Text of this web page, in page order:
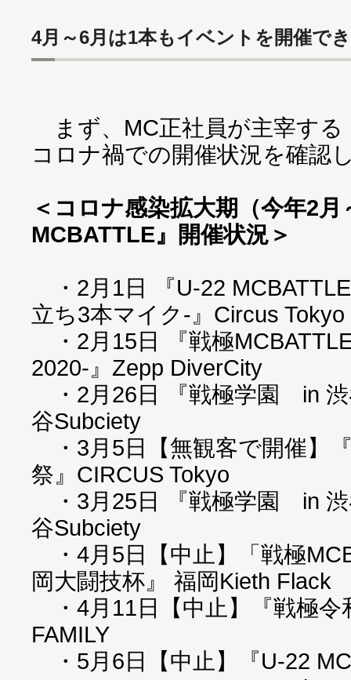
4月～6月は1本もイベントを開催で
まず、MC正社員が主宰する
コロナ禍での開催状況を確認
＜コロナ感染拡大期（今年2月
MCBATTLE』開催状況＞
・2月1日 『U-22
立ち3本マイク-』Circus Tokyo
・2月15日 『戦極
2020-』Zepp DiverCity
・2月26日 『戦極学園 in 渋
谷Subciety
・3月5日【無観客で開催】
祭』CIRCUS Tokyo
・3月25日 『戦極学園 in 渋
谷Subciety
・4月5日【中止】「戦極
岡大闘技杯』 福岡Kieth Flack
・4月11日【中止】『戦極令
FAMILY
・5月6日【中止】『U-22